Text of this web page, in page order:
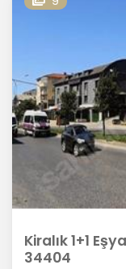
Kiralık 1+1
34404